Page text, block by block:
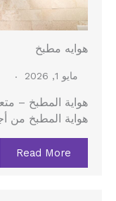
هوايه مطبخ
مايو 1, 2026
هواية المطبخ –
هواية المطبخ من
Read More